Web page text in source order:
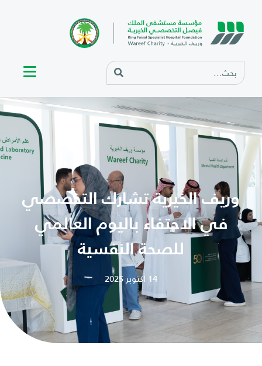
وريف الخيرية تشارك التخصصي
في الاحتفاء باليوم العالمي
للصحة النفسية
14 أكتوبر 2025